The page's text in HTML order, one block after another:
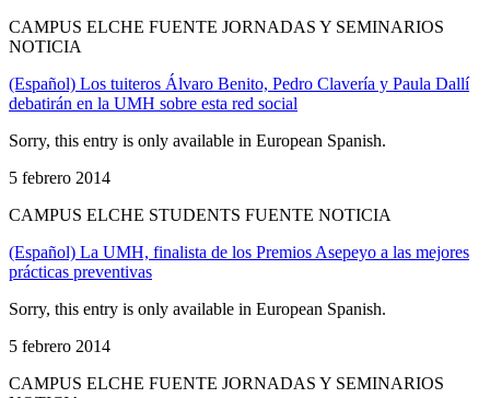
CAMPUS ELCHE FUENTE JORNADAS Y SEMINARIOS
NOTICIA
(Español) Los tuiteros Álvaro Benito, Pedro Clavería y Paula Dallí
debatirán en la UMH sobre esta red social
Sorry, this entry is only available in European Spanish.
5 febrero 2014
CAMPUS ELCHE STUDENTS FUENTE NOTICIA
(Español) La UMH, finalista de los Premios Asepeyo a las mejores
prácticas preventivas
Sorry, this entry is only available in European Spanish.
5 febrero 2014
CAMPUS ELCHE FUENTE JORNADAS Y SEMINARIOS